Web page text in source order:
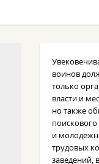
воинов
только
власти и
но также
и
трудовых
заведений,